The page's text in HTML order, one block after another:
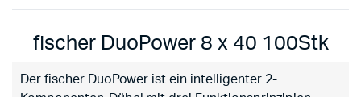
fischer DuoPower 8 x 40 100Stk
Der fischer DuoPower ist ein intelligenter 2-